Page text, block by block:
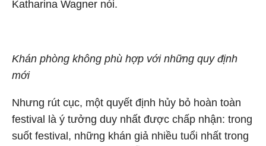
Katharina Wagner nói.
Khán phòng không phù hợp với những quy định
mới
Nhưng rút cục, một quyết định hủy bỏ hoàn toàn
festival là ý tưởng duy nhất được chấp nhận: trong
suốt festival, những khán giả nhiều tuổi nhất trong